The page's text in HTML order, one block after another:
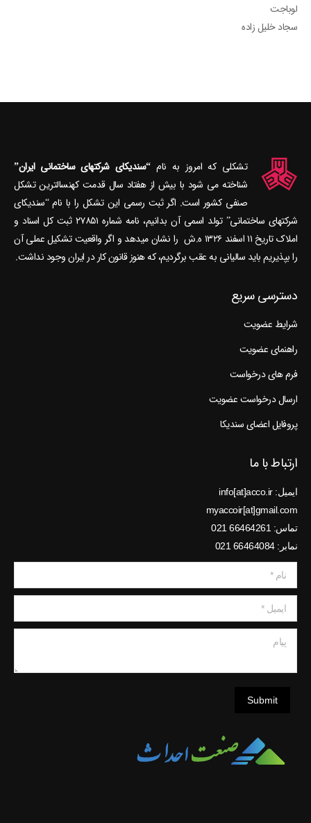
لوباجت
سجاد خلیل زاده
تشکلی که امروز به نام“سندیکای شرکتهای ساختمانی ایران”
شناخته می‎ شود با بیش از هفتاد سال قدمت کهنسال‎ترین تشکل
صنفی کشور است. اگر ثبت رسمی این تشکل را با نام “سندیکای
شرکتهای ساختمانی” تولد اسمی آن بدانیم، نامه شماره ۲۷۸۵۱ ثبت کل اسناد و
املاک تاریخ ۱۱ اسفند ۱۳۲۶ ه.ش را نشان می‎دهد و اگر واقعیت تشکیل عملی آن
را بپذیریم باید سالیانی به عقب برگردیم، که هنوز قانون کار در ایران وجود نداشت.
دسترسی سریع
شرایط عضویت
راهنمای عضویت
فرم های درخواست
ارسال درخواست عضویت
پروفایل اعضای سندیکا
ارتباط با ما
ایمیل: info[at]acco.ir
myaccoir[at]gmail.com
تماس: 66464261 021
نمابر: 66464084 021
نام *
ایمیل *
Submit